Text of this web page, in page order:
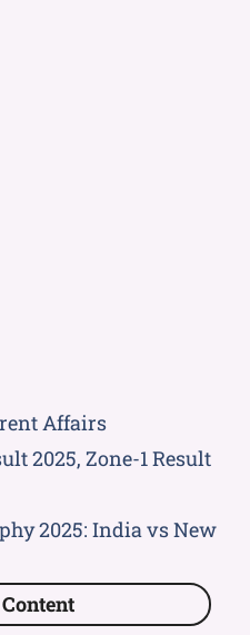
Affairs
2025, Zone-1 Result
2025: India vs New